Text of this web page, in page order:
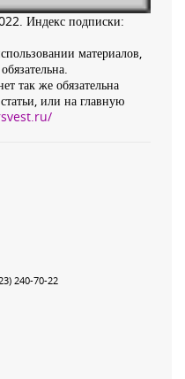
Индекс подписки:
материалов,
так же обязательна
или на главную
240-70-22